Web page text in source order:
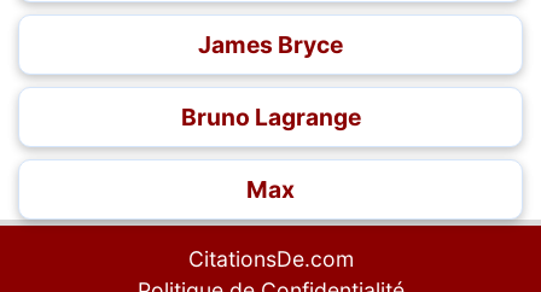
James Bryce
Bruno Lagrange
Max
CitationsDe.com